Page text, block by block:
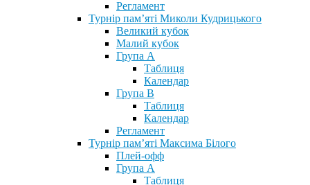
Регламент
Турнір пам’яті Миколи Кудрицького
Великий кубок
Малий кубок
Група А
Таблиця
Календар
Група В
Таблиця
Календар
Регламент
Турнір пам’яті Максима Білого
Плей-офф
Група А
Таблиця